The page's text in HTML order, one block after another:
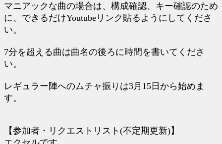
マニアックな曲の場合は、構成確認、キー確認のため
に、できるだけYoutubeリンク貼るようにしてくださ
い。
7分を超える曲は曲名の後ろに時間を書いてくださ
い。
レギュラー陣へのムチャ振りは3月15日から始めま
す。
【参加者・リクエストリスト(不定期更新)】